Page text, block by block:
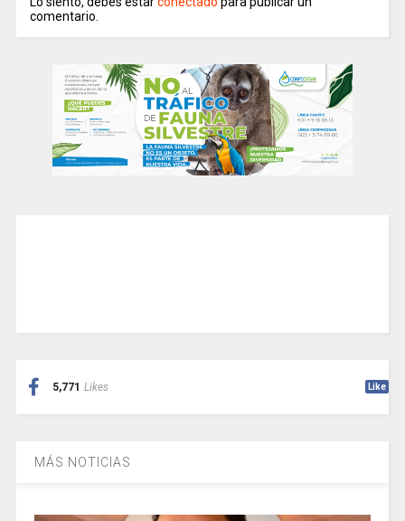
comentario.
5,771 Likes Like
MÁS NOTICIAS